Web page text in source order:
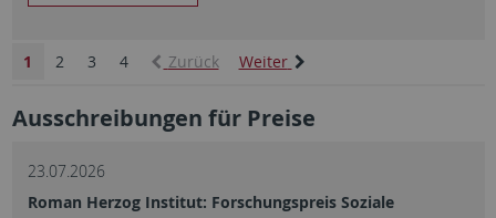
Zurück
1 2 3 4 Weiter
Ausschreibungen für Preise
23.07.2026
Roman Herzog Institut: Forschungspreis Soziale